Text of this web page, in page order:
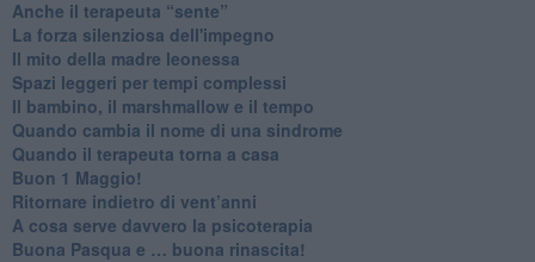
​Anche il terapeuta “sente”
​La forza silenziosa dell'impegno
​Il mito della madre leonessa
Spazi leggeri per tempi complessi
Il bambino, il marshmallow e il tempo
​Quando cambia il nome di una sindrome
​Quando il terapeuta torna a casa
​Buon 1 Maggio!
Ritornare indietro di vent’anni
​A cosa serve davvero la psicoterapia
​Buona Pasqua e … buona rinascita!